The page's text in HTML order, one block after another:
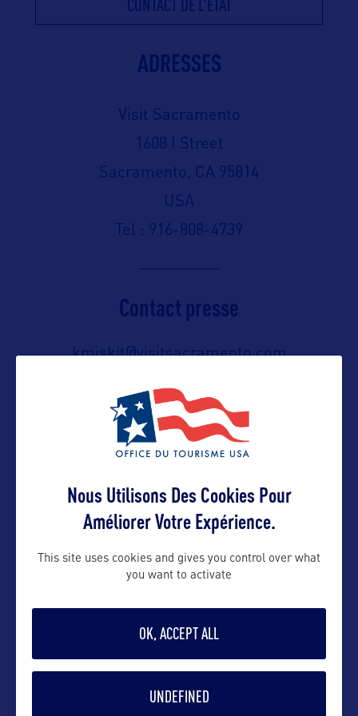
CONTACT DE L'ÉTAT
ADRESSES
Visit Sacramento
1608 I Street
Sacramento, CA 95814
USA
Tel : 916-808-4739
Contact presse
kmiskit@visitsacramento.com
Contact pro
sbradley@visitsacramento.com
Contact grand public
info@visitsacramento.com
Suivre
Nous Utilisons Des Cookies Pour
Améliorer Votre Expérience.
This site uses cookies and gives you control over what
you want to activate
OK, ACCEPT ALL
UNDEFINED